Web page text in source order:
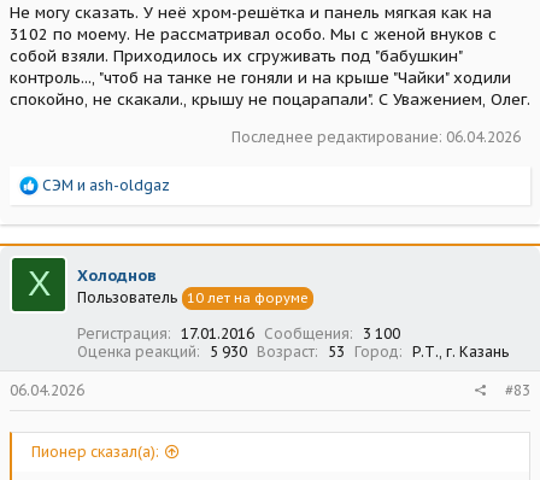
Не могу сказать. У неё хром-решётка и панель мягкая как на
3102 по моему. Не рассматривал особо. Мы с женой внуков с
собой взяли. Приходилось их сгруживать под "бабушкин"
контроль..., "чтоб на танке не гоняли и на крыше "Чайки" ходили
спокойно, не скакали., крышу не поцарапали". С Уважением, Олег.
Последнее редактирование: 06.04.2026
Р
а
к
ц
и
и
СЭМ и ash-oldgaz
Х Холоднов
Пользователь 10 лет на форуме
Регистрация 17.01.2016 Сообщения
3 100
Оценка реакций
5 930 Возраст 53 Город Р.Т., г. Казань
06.04.2026 #83
Пионер сказал(а):